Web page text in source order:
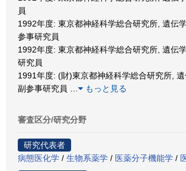
員
1992年度: 東京都神経科学総合研究所, 遺伝
参事研究員
1992年度: 東京都神経科学総合研究所, 遺伝
研究員
1991年度: (財)東京都神経科学総合研究所, 遺
副参事研究員
もっと見る
審査区分/研究分野
研究代表者
病態医化学 / 生物系薬学 / 医薬分子機能学 /